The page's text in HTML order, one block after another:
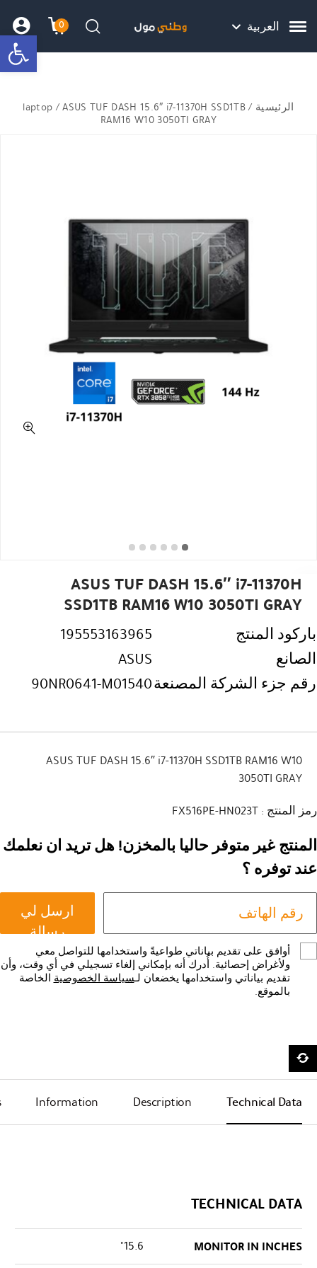
هل نزلت التطبيق ليصلك كل جديد ؟
العربية 0
עגלתחיפוש
الرئيسية /
laptop/ ASUS TUF DASH 15.6″ i7-11370H SSD1TB
RAM16 W10 3050TI GRAY
ASUS TUF DASH 15.6″ i7-11370H
SSD1TB RAM16 W10 3050TI GRAY
باركود المنتج
195553163965
الصانع
ASUS
رقم جزء الشركة المصنعة90NR0641-M01540
ASUS TUF DASH 15.6″ i7-11370H SSD1TB RAM16 W10
3050TI GRAY
رمز المنتج : FX516PE-HN023T
المنتج غير متوفر حاليا بالمخزن! هل تريد ان نعلمك
عند توفره ؟
ارسل لي
رسالة
أوافق على تقديم بياناتي طواعيةً واستخدامها للتواصل معي
ولأغراض إحصائية. أُدرك أنه بإمكاني إلغاء تسجيلي في أي وقت، وأن
تقديم بياناتي واستخدامها يخضعان لـسياسة الخصوصية الخاصة
بالموقع.
Technical Data
Description
Information
TECHNICAL DATA
MONITOR IN INCHES
15.6"